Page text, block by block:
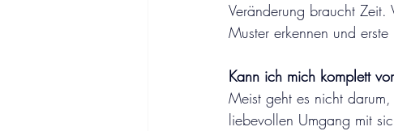
Veränderung braucht
Muster erkennen und
Kann ich mich komplett
Meist geht es nicht darum,
liebevollen Umgang mit